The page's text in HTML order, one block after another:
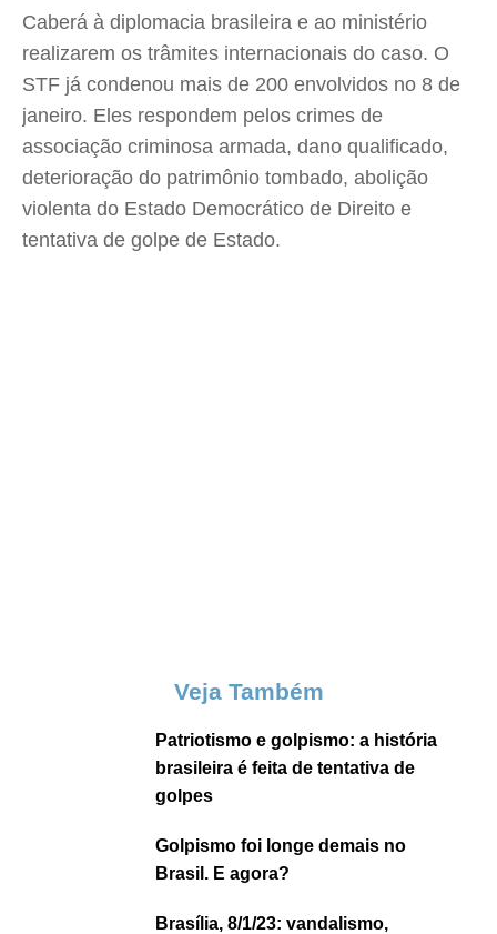
Caberá à diplomacia brasileira e ao ministério
realizarem os trâmites internacionais do caso. O
STF já condenou mais de 200 envolvidos no 8 de
janeiro. Eles respondem pelos crimes de
associação criminosa armada, dano qualificado,
deterioração do patrimônio tombado, abolição
violenta do Estado Democrático de Direito e
tentativa de golpe de Estado.
Veja Também
Patriotismo e golpismo: a história
brasileira é feita de tentativa de
golpes
Golpismo foi longe demais no
Brasil. E agora?
Brasília, 8/1/23: vandalismo,